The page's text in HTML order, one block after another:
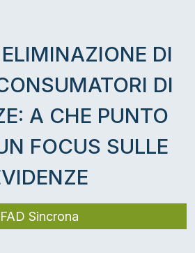
DI
DI
A CHE PUNTO
FOCUS SULLE
FAD Sincrona